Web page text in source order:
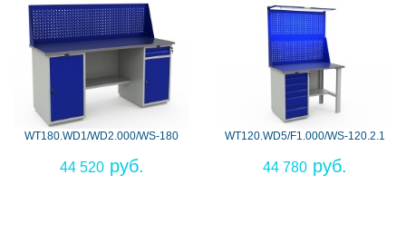
WT180.WD1/WD2.000/WS-180
44 520
WT120.WD5/F1.000/WS-120.2.1
44 780